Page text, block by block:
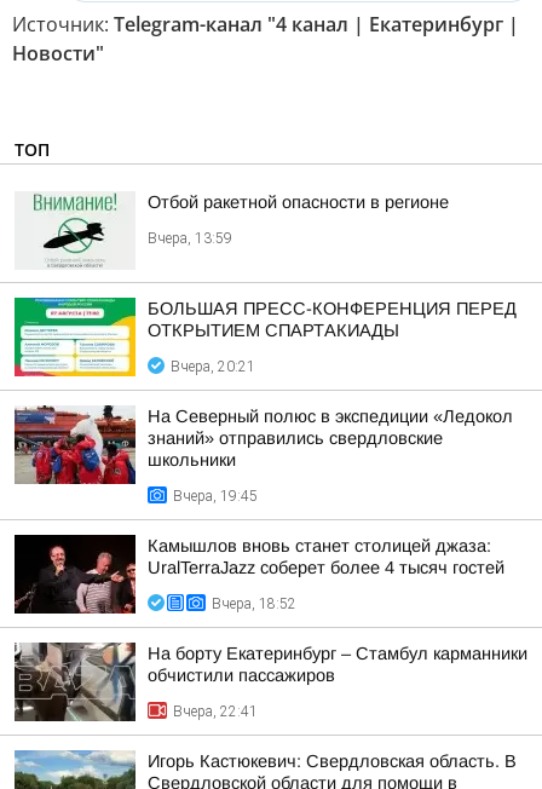
Источник: Telegram-канал "4 канал | Екатеринбург |
Новости"
ТОП
Отбой ракетной опасности в регионе
Вчера, 13:59
БОЛЬШАЯ ПРЕСС-КОНФЕРЕНЦИЯ ПЕРЕД
ОТКРЫТИЕМ СПАРТАКИАДЫ
Вчера, 20:21
На Северный полюс в экспедиции «Ледокол
знаний» отправились свердловские
школьники
Вчера, 19:45
Камышлов вновь станет столицей джаза:
UralTerraJazz соберет более 4 тысяч гостей
Вчера, 18:52
На борту Екатеринбург – Стамбул карманники
обчистили пассажиров
Вчера, 22:41
Игорь Кастюкевич: Свердловская область. В
Свердловской области для помощи в